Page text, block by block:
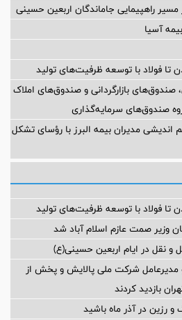
راهپیمایی جاماندگان اربعین حسینی
تا فولاد با توسعه ظرفیت‌های تولید
بازارگردانی و صندوق‌های املاک
صندوق‌های سرمایه‌گذاری
مدیران بیمه البرز با رؤسای تشکل
تا فولاد با توسعه ظرفیت‌های تولید
وزیر صمت عازم اسلام آباد شد
نقل در ایام اربعین حسینی(ع)
مدیرعامل شرکت ملی پالایش و پخش از
بازدید کردند
و رزین در آذر ماه باشید